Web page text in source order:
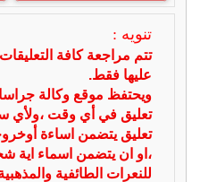
تنويه :
تتم مراجعة كافة
عليها فقط.
ويحتفظ موقع وكالة
تعليق في أي وقت ،ولأي
تعليق يتضمن اساءة
،او ان يتضمن اسماء اية
للنعرات الطائفية